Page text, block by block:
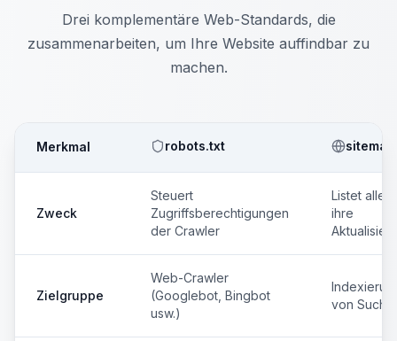
Drei komplementäre Web-Standards, die
zusammenarbeiten, um Ihre Website auffindbar zu
machen.
Merkmal robots.txt
Zweck
Steuert
Zugriffsberechtigungen
der Crawler
Listet alle
ihre
Zielgruppe
Web-Crawler
(Googlebot, Bingbot
usw.)
von